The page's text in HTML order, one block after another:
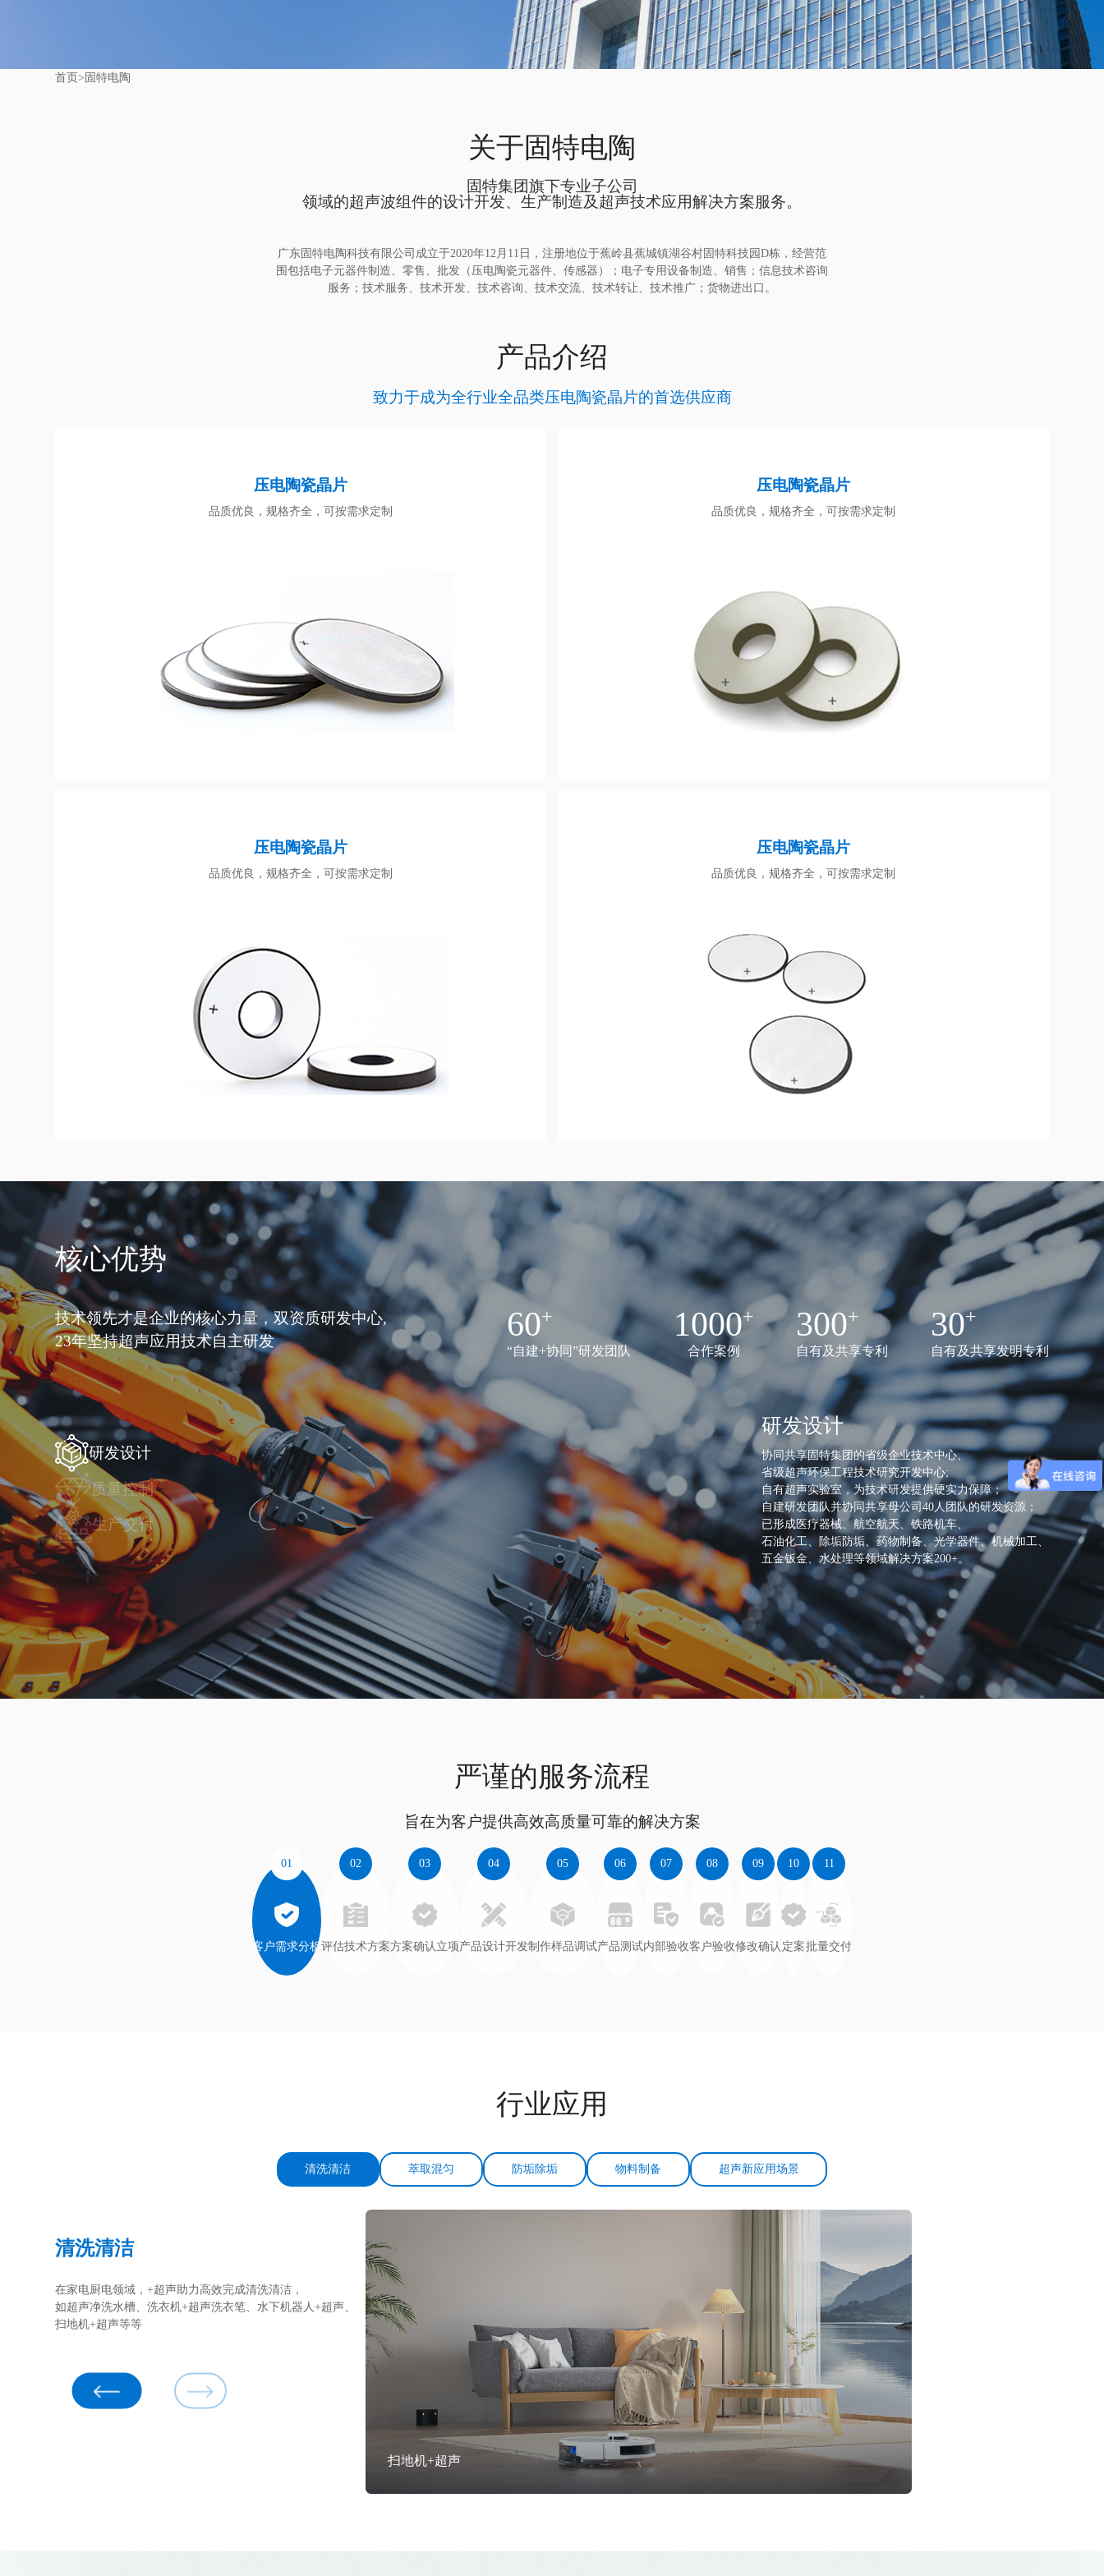
首页> 固特电陶
关于固特电陶
固特集团旗下专业子公司
领域的超声波组件的设计开发、生产制造及超声技术应用解决方案服务。
广东固特电陶科技有限公司成立于2020年12月11日，注册地位于蕉岭县蕉城镇湖谷村固特科技园D栋，经营范
围包括电子元器件制造、零售、批发（压电陶瓷元器件、传感器）；电子专用设备制造、销售；信息技术咨询
服务；技术服务、技术开发、技术咨询、技术交流、技术转让、技术推广；货物进出口。
产品介绍
致力于成为全行业全品类压电陶瓷晶片的首选供应商
压电陶瓷晶片
品质优良，规格齐全，可按需求定制
压电陶瓷晶片
品质优良，规格齐全，可按需求定制
压电陶瓷晶片
品质优良，规格齐全，可按需求定制
压电陶瓷晶片
品质优良，规格齐全，可按需求定制
核心优势
技术领先才是企业的核心力量，双资质研发中心,
23年坚持超声应用技术自主研发
60
“自建+协同”研发团队
1000
合作案例
300
自有及共享专利
30
自有及共享发明专利
研发设计
质量控制
生产交付
研发设计
协同共享固特集团的省级企业技术中心、
省级超声环保工程技术研究开发中心;
自有超声实验室，为技术研发提供硬实力保障；
自建研发团队并协同共享母公司40人团队的研发资源；
已形成医疗器械、航空航天、铁路机车、
石油化工、除垢防垢、药物制备、光学器件、机械加工、
五金钣金、水处理等领域解决方案200+。
严谨的服务流程
旨在为客户提供高效高质量可靠的解决方案
01
客户需求分析
02
评估技术方案
03
方案确认立项
04
产品设计开发
05
制作样品调试
06
产品测试
07
内部验收
08
客户验收
09
修改确认
10
定案
11
批量交付
行业应用
清洗清洁 萃取混匀 防垢除垢 物料制备 超声新应用场景
清洗清洁
在家电厨电领域，+超声助力高效完成清洗清洁，
如超声净洗水槽、洗衣机+超声洗衣笔、水下机器人+超声、
扫地机+超声等等
水下机器人超声场景
萃取混匀
利用超声波特有的萃取、混匀、乳化等功能，对于养生
破壁母婴护理等领域
养生壶+超声运用
防垢除垢
利用超声波的空化效应、微射流、机械振动等作用，
达成管道房屋除垢、防沉积、驱离/防止海洋生物生长等效
果。
冷凝器防除垢
物料制备
在新能源领域，正负极材料的制备过程中，在自动化设备中
+超声创新，将提质增效、节能环保。
新能源材料制备
超声新应用场景
运用高频震动、雾化加湿、空化效应等机理，提出+超声
创新解决方案，实现固态散热、微雕修型、空气清新、 果蔬
保鲜等目的
空调+超声应用